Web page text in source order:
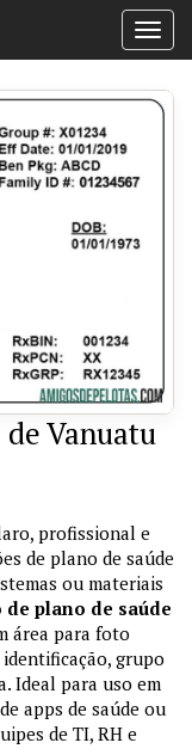
Toggle
Vanuatu
profissional e
de plano de saúde
ou materiais
plano de saúde
área para foto
grupo
Ideal para uso em
apps de saúde ou
de TI, RH e